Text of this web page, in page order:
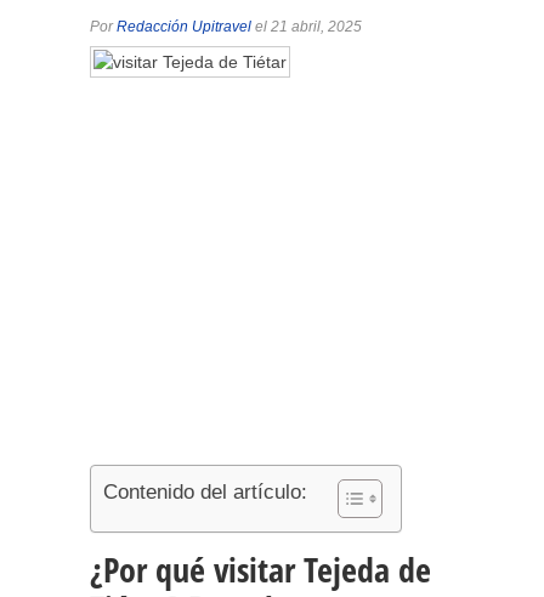
PorRedacción Upitravel el 21 abril, 2025
Contenido del artículo:
¿Por qué visitar Tejeda de